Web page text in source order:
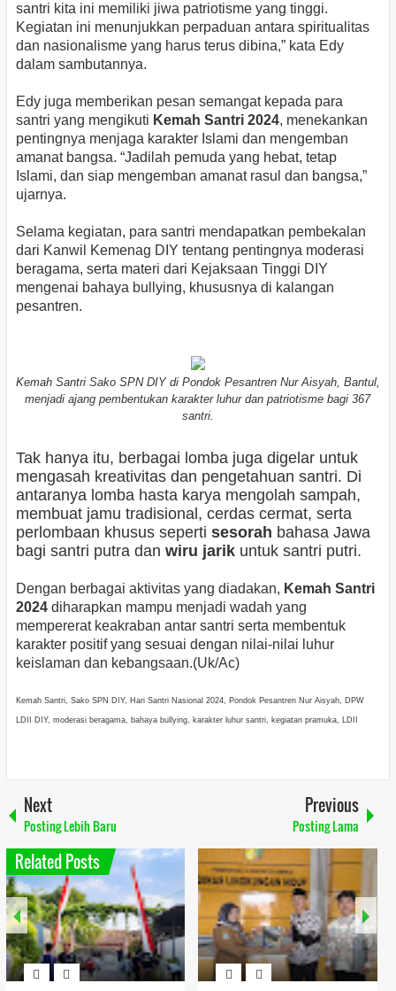
santri kita ini memiliki jiwa patriotisme yang tinggi.
Kegiatan ini menunjukkan perpaduan antara spiritualitas
dan nasionalisme yang harus terus dibina,” kata Edy
dalam sambutannya.
Edy juga memberikan pesan semangat kepada para
santri yang mengikuti Kemah Santri 2024, menekankan
pentingnya menjaga karakter Islami dan mengemban
amanat bangsa. “Jadilah pemuda yang hebat, tetap
Islami, dan siap mengemban amanat rasul dan bangsa,”
ujarnya.
Selama kegiatan, para santri mendapatkan pembekalan
dari Kanwil Kemenag DIY tentang pentingnya moderasi
beragama, serta materi dari Kejaksaan Tinggi DIY
mengenai bahaya bullying, khususnya di kalangan
pesantren.
Kemah Santri Sako SPN DIY di Pondok Pesantren Nur Aisyah, Bantul,
menjadi ajang pembentukan karakter luhur dan patriotisme bagi 367
santri.
Tak hanya itu, berbagai lomba juga digelar untuk
mengasah kreativitas dan pengetahuan santri. Di
antaranya lomba hasta karya mengolah sampah,
membuat jamu tradisional, cerdas cermat, serta
perlombaan khusus seperti sesorah bahasa Jawa
bagi santri putra dan wiru jarikuntuk santri putri.
Dengan berbagai aktivitas yang diadakan, Kemah Santri
2024diharapkan mampu menjadi wadah yang
mempererat keakraban antar santri serta membentuk
karakter positif yang sesuai dengan nilai-nilai luhur
keislaman dan kebangsaan.(Uk/Ac)
Kemah Santri, Sako SPN DIY, Hari Santri Nasional 2024, Pondok Pesantren Nur Aisyah, DPW
LDII DIY, moderasi beragama, bahaya bullying, karakter luhur santri, kegiatan pramuka, LDII
Next
Posting Lebih Baru
Previous
Posting Lama
Related Posts